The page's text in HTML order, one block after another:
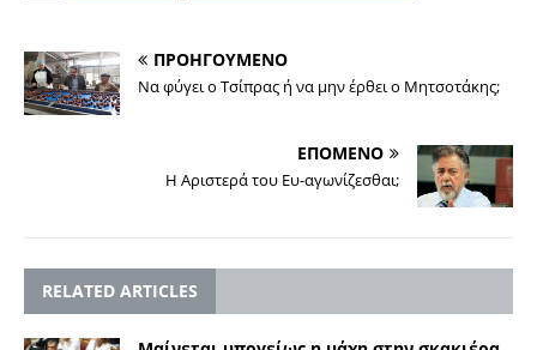
ΠΡΟΗΓΟΥΜΕΝΟ
Να φύγει ο Τσίπρας ή να μην έρθει ο Μητσοτάκης;
ΕΠΟΜΕΝΟ
H Aριστερά του Ευ-αγωνίζεσθαι;
RELATED ARTICLES